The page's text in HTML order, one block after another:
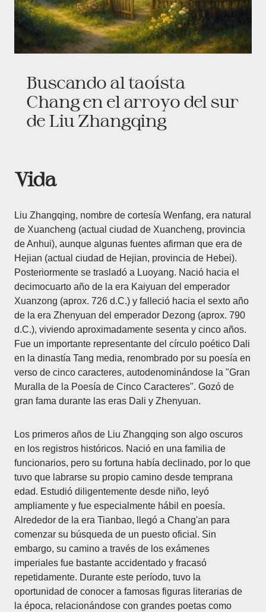
Buscando al taoísta
Chang en el arroyo del sur
de Liu Zhangqing
Vida
Liu Zhangqing, nombre de cortesía Wenfang, era natural
de Xuancheng (actual ciudad de Xuancheng, provincia
de Anhui), aunque algunas fuentes afirman que era de
Hejian (actual ciudad de Hejian, provincia de Hebei).
Posteriormente se trasladó a Luoyang. Nació hacia el
decimocuarto año de la era Kaiyuan del emperador
Xuanzong (aprox. 726 d.C.) y falleció hacia el sexto año
de la era Zhenyuan del emperador Dezong (aprox. 790
d.C.), viviendo aproximadamente sesenta y cinco años.
Fue un importante representante del círculo poético Dali
en la dinastía Tang media, renombrado por su poesía en
verso de cinco caracteres, autodenominándose la "Gran
Muralla de la Poesía de Cinco Caracteres". Gozó de
gran fama durante las eras Dali y Zhenyuan.
Los primeros años de Liu Zhangqing son algo oscuros
en los registros históricos. Nació en una familia de
funcionarios, pero su fortuna había declinado, por lo que
tuvo que labrarse su propio camino desde temprana
edad. Estudió diligentemente desde niño, leyó
ampliamente y fue especialmente hábil en poesía.
Alrededor de la era Tianbao, llegó a Chang'an para
comenzar su búsqueda de un puesto oficial. Sin
embargo, su camino a través de los exámenes
imperiales fue bastante accidentado y fracasó
repetidamente. Durante este período, tuvo la
oportunidad de conocer a famosas figuras literarias de
la época, relacionándose con grandes poetas como